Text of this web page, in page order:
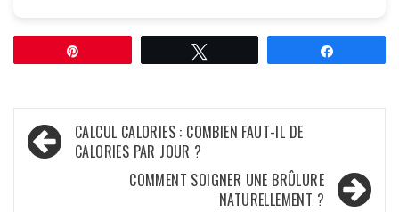
Navigation
de
CALCUL CALORIES : COMBIEN FAUT-IL DE
CALORIES PAR JOUR ?
COMMENT SOIGNER UNE BRÛLURE
NATURELLEMENT ?